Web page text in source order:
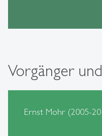
Vorgänger
Ernst Mohr (2005-